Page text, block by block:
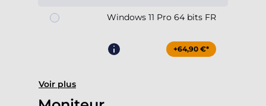
Windows 11 Pro 64 bits FR
+64,90 €*
Voir plus